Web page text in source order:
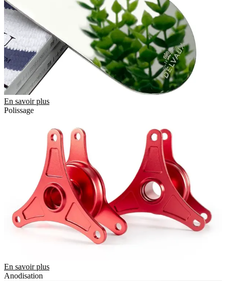
En savoir plus
Polissage
En savoir plus
Anodisation